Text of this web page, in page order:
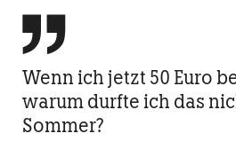

Wenn ich jetzt 50 Euro
warum durfte ich das
Sommer?